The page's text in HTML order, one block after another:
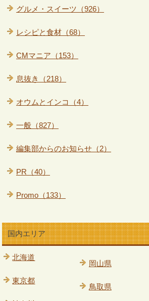
グルメ・スイーツ（926）
レシピと食材（68）
CMマニア（153）
息抜き（218）
オウムとインコ（4）
一般（827）
編集部からのお知らせ（2）
PR（40）
Promo（133）
国内エリア
北海道
東京都
岡山県
鳥取県